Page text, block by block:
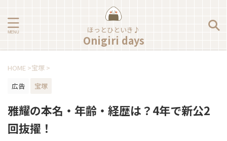
ほっとひといき♪
Onigiri days
HOME >宝塚 >
広告
宝塚
雅耀の本名・年齢・経歴は？4年で新公2
回抜擢！